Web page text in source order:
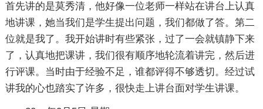
首先讲的是莫秀清，他好像一位老师一样站在讲台上认真
地讲课，她当我们是学生提出问题，我们都做了答。第二
位就是我了。我开始讲时有些紧张，过了一会就镇静下来
了，认真地把课讲，我们很有顺序地轮流着讲完，然后进
行评课。当时由于经验不足，谁都评得不够透切。经过试
讲我的心也踏实了许多，很快走上讲台面对学生讲课。